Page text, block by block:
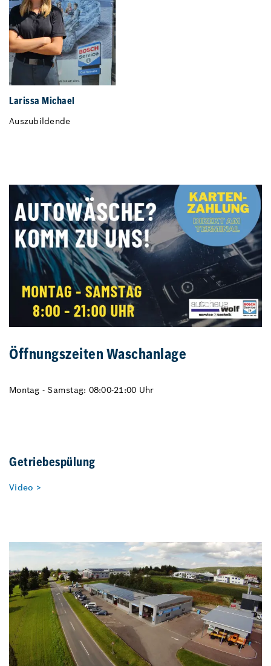
Larissa Michael
Auszubildende
Öffnungszeiten Waschanlage
Montag - Samstag: 08:00-21:00 Uhr
Getriebespülung
Video >